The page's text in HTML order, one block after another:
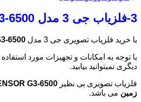
3-فلزیاب جی 3 مدل SUPER SENSOR G3-6500 (سوپر سنسور)
با خرید فلزیاب تصویری جی 3 مدل 6500
با توجه به امکانات و تجهیزات مورد استفاده
دیگری نمیتوانید بیابید.
فلزیاب تصویری بی نظیر G3-6500
زمین می باشد.